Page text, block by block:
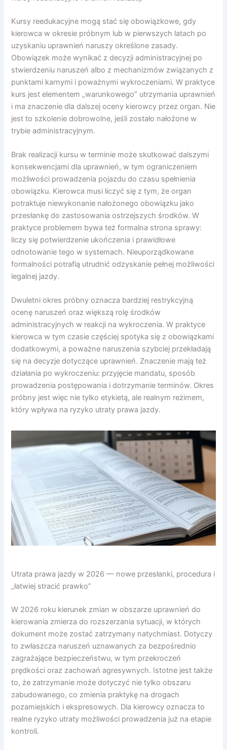
Kursy reedukacyjne mogą stać się obowiązkowe, gdy
kierowca w okresie próbnym lub w pierwszych latach po
uzyskaniu uprawnień naruszy określone zasady.
Obowiązek może wynikać z decyzji administracyjnej po
stwierdzeniu naruszeń albo z mechanizmów związanych z
punktami karnymi i poważnymi wykroczeniami. W praktyce
kurs jest elementem „warunkowego” utrzymania uprawnień
i ma znaczenie dla dalszej oceny kierowcy przez organ. Nie
jest to szkolenie dobrowolne, jeśli zostało nałożone w
trybie administracyjnym.
Brak realizacji kursu w terminie może skutkować dalszymi
konsekwencjami dla uprawnień, w tym ograniczeniem
możliwości prowadzenia pojazdu do czasu spełnienia
obowiązku. Kierowca musi liczyć się z tym, że organ
potraktuje niewykonanie nałożonego obowiązku jako
przesłankę do zastosowania ostrzejszych środków. W
praktyce problemem bywa też formalna strona sprawy:
liczy się potwierdzenie ukończenia i prawidłowe
odnotowanie tego w systemach. Nieuporządkowane
formalności potrafią utrudnić odzyskanie pełnej możliwości
legalnej jazdy.
Dwuletni okres próbny oznacza bardziej restrykcyjną
ocenę naruszeń oraz większą rolę środków
administracyjnych w reakcji na wykroczenia. W praktyce
kierowca w tym czasie częściej spotyka się z obowiązkami
dodatkowymi, a poważne naruszenia szybciej przekładają
się na decyzje dotyczące uprawnień. Znaczenie mają też
działania po wykroczeniu: przyjęcie mandatu, sposób
prowadzenia postępowania i dotrzymanie terminów. Okres
próbny jest więc nie tylko etykietą, ale realnym reżimem,
który wpływa na ryzyko utraty prawa jazdy.
Utrata prawa jazdy w 2026 — nowe przesłanki, procedura i
„łatwiej stracić prawko”
W 2026 roku kierunek zmian w obszarze uprawnień do
kierowania zmierza do rozszerzania sytuacji, w których
dokument może zostać zatrzymany natychmiast. Dotyczy
to zwłaszcza naruszeń uznawanych za bezpośrednio
zagrażające bezpieczeństwu, w tym przekroczeń
prędkości oraz zachowań agresywnych. Istotne jest także
to, że zatrzymanie może dotyczyć nie tylko obszaru
zabudowanego, co zmienia praktykę na drogach
pozamiejskich i ekspresowych. Dla kierowcy oznacza to
realne ryzyko utraty możliwości prowadzenia już na etapie
kontroli.